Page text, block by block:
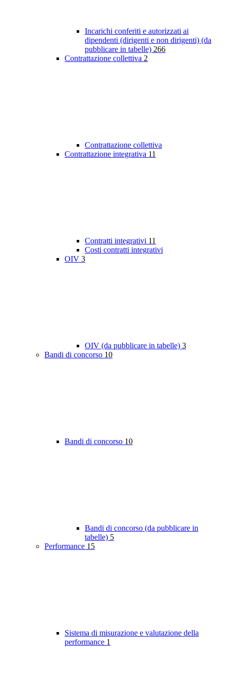
Incarichi conferiti e autorizzati ai
dipendenti (dirigenti e non dirigenti) (da
pubblicare in tabelle) 266
Contrattazione collettiva 2
Contrattazione collettiva
Contrattazione integrativa 11
Contratti integrativi 11
Costi contratti integrativi
OIV 3
OIV (da pubblicare in tabelle) 3
Bandi di concorso 10
Bandi di concorso 10
Bandi di concorso (da pubblicare in
tabelle) 5
Performance 15
Sistema di misurazione e valutazione della
performance 1